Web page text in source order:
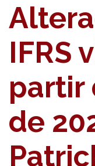
IFRS
partir
de